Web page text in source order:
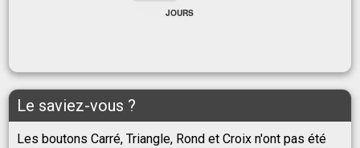
JOURS
Le saviez-vous ?
Les boutons Carré, Triangle, Rond et Croix n'ont pas été